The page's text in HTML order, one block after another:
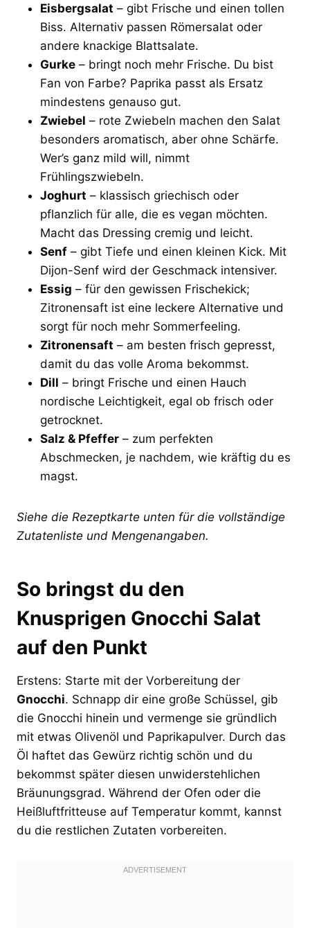
Eisbergsalat – gibt Frische und einen tollen
Biss. Alternativ passen Römersalat oder
andere knackige Blattsalate.
Gurke – bringt noch mehr Frische. Du bist
Fan von Farbe? Paprika passt als Ersatz
mindestens genauso gut.
Zwiebel – rote Zwiebeln machen den Salat
besonders aromatisch, aber ohne Schärfe.
Wer’s ganz mild will, nimmt
Frühlingszwiebeln.
Joghurt – klassisch griechisch oder
pflanzlich für alle, die es vegan möchten.
Macht das Dressing cremig und leicht.
Senf – gibt Tiefe und einen kleinen Kick. Mit
Dijon-Senf wird der Geschmack intensiver.
Essig – für den gewissen Frischekick;
Zitronensaft ist eine leckere Alternative und
sorgt für noch mehr Sommerfeeling.
Zitronensaft – am besten frisch gepresst,
damit du das volle Aroma bekommst.
Dill – bringt Frische und einen Hauch
nordische Leichtigkeit, egal ob frisch oder
getrocknet.
Salz & Pfeffer – zum perfekten
Abschmecken, je nachdem, wie kräftig du es
magst.
Siehe die Rezeptkarte unten für die vollständige
Zutatenliste und Mengenangaben.
So bringst du den
Knusprigen Gnocchi Salat
auf den Punkt
Erstens: Starte mit der Vorbereitung der
Gnocchi. Schnapp dir eine große Schüssel, gib
die Gnocchi hinein und vermenge sie gründlich
mit etwas Olivenöl und Paprikapulver. Durch das
Öl haftet das Gewürz richtig schön und du
bekommst später diesen unwiderstehlichen
Bräunungsgrad. Während der Ofen oder die
Heißluftfritteuse auf Temperatur kommt, kannst
du die restlichen Zutaten vorbereiten.